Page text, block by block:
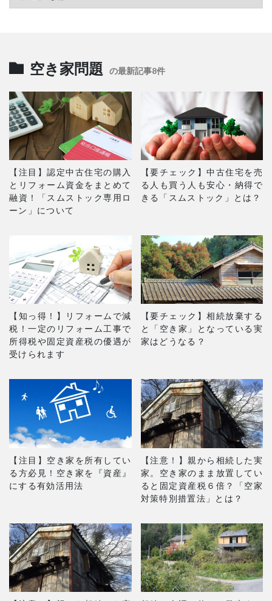
空き家問題 の最新記事8件
【注目】認定中古住宅の購入
とリフォーム資金をまとめて
融資！「スムストック専用ロ
ーン」について
【要チェック】中古住宅を売
る人も買う人も安心・納得で
きる「スムストック」とは？
【知っ得！】リフォームで減
税！一定のリフォーム工事で
所得税や固定資産税の優遇が
受けられます
【要チェック】相続放棄する
と「空き家」となっている実
家はどうなる？
【注目】空き家を所有してい
る方必見！空き家を『資産』
にする有効活用法
【注意！】親から相続した実
家。空き家のまま放置してい
ると固定資産税６倍？「空家
対策特別措置法」とは？